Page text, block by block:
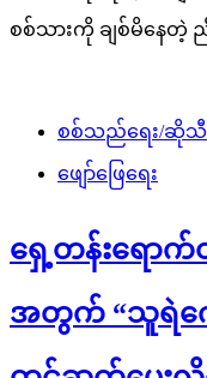
စစ်သားကို ချစ်မိနေ
စစ်သည်ရေး/ဆိုသီချ
ဖျော်ဖြေရေး
ရှေ့တန်းရောက်
အတွက် “သူရဲကေ